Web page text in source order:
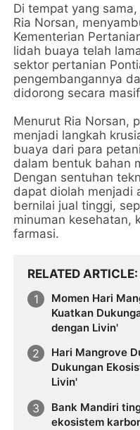
Di tempat yang
Ria Norsan,
Kementerian
lidah buaya telah
sektor pertanian
pengembangannya
didorong secara
Menurut Ria Norsan,
menjadi langkah
buaya dari para
dalam bentuk bahan
Dengan sentuhan
dapat diolah menjadi
bernilai jual tinggi,
minuman kesehatan,
farmasi.
RELATED ARTICLE
Momen Hari
Kuatkan
dengan Livin'
Hari Mangrove
Dukungan
Livin'
Bank Mandiri
ekosistem